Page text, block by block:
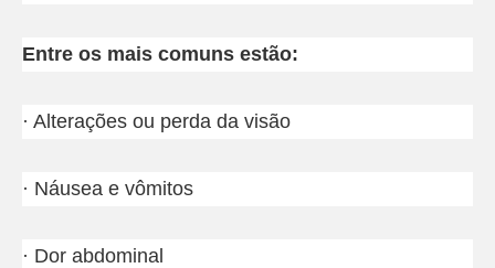
Entre os mais comuns estão:
· Alterações ou perda da visão
· Náusea e vômitos
· Dor abdominal